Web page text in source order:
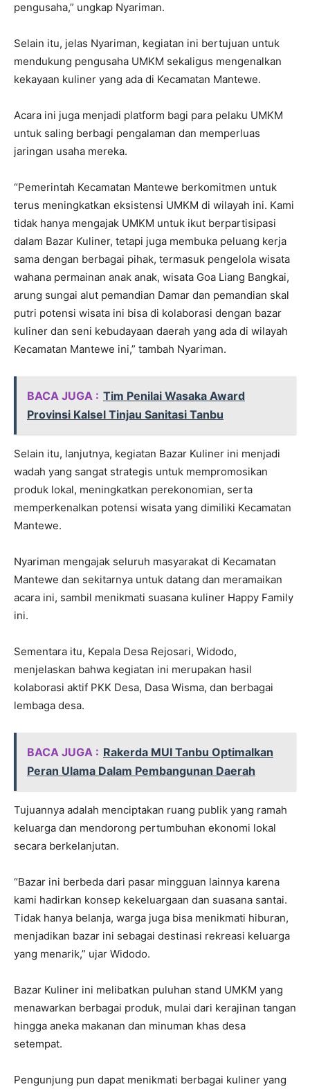
pengusaha,” ungkap Nyariman.
Selain itu, jelas Nyariman, kegiatan ini bertujuan untuk
mendukung pengusaha UMKM sekaligus mengenalkan
kekayaan kuliner yang ada di Kecamatan Mantewe.
Acara ini juga menjadi platform bagi para pelaku UMKM
untuk saling berbagi pengalaman dan memperluas
jaringan usaha mereka.
“Pemerintah Kecamatan Mantewe berkomitmen untuk
terus meningkatkan eksistensi UMKM di wilayah ini. Kami
tidak hanya mengajak UMKM untuk ikut berpartisipasi
dalam Bazar Kuliner, tetapi juga membuka peluang kerja
sama dengan berbagai pihak, termasuk pengelola wisata
wahana permainan anak anak, wisata Goa Liang Bangkai,
arung sungai alut pemandian Damar dan pemandian skal
putri potensi wisata ini bisa di kolaborasi dengan bazar
kuliner dan seni kebudayaan daerah yang ada di wilayah
Kecamatan Mantewe ini,” tambah Nyariman.
BACA JUGA : Tim Penilai Wasaka Award
Provinsi Kalsel Tinjau Sanitasi Tanbu
Selain itu, lanjutnya, kegiatan Bazar Kuliner ini menjadi
wadah yang sangat strategis untuk mempromosikan
produk lokal, meningkatkan perekonomian, serta
memperkenalkan potensi wisata yang dimiliki Kecamatan
Mantewe.
Nyariman mengajak seluruh masyarakat di Kecamatan
Mantewe dan sekitarnya untuk datang dan meramaikan
acara ini, sambil menikmati suasana kuliner Happy Family
ini.
Sementara itu, Kepala Desa Rejosari, Widodo,
menjelaskan bahwa kegiatan ini merupakan hasil
kolaborasi aktif PKK Desa, Dasa Wisma, dan berbagai
lembaga desa.
BACA JUGA : Rakerda MUI Tanbu Optimalkan
Peran Ulama Dalam Pembangunan Daerah
Tujuannya adalah menciptakan ruang publik yang ramah
keluarga dan mendorong pertumbuhan ekonomi lokal
secara berkelanjutan.
“Bazar ini berbeda dari pasar mingguan lainnya karena
kami hadirkan konsep kekeluargaan dan suasana santai.
Tidak hanya belanja, warga juga bisa menikmati hiburan,
menjadikan bazar ini sebagai destinasi rekreasi keluarga
yang menarik,” ujar Widodo.
Bazar Kuliner ini melibatkan puluhan stand UMKM yang
menawarkan berbagai produk, mulai dari kerajinan tangan
hingga aneka makanan dan minuman khas desa
setempat.
Pengunjung pun dapat menikmati berbagai kuliner yang